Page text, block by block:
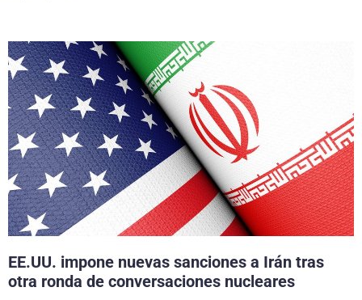
EE.UU. impone nuevas sanciones a Irán tras
otra ronda de conversaciones nucleares